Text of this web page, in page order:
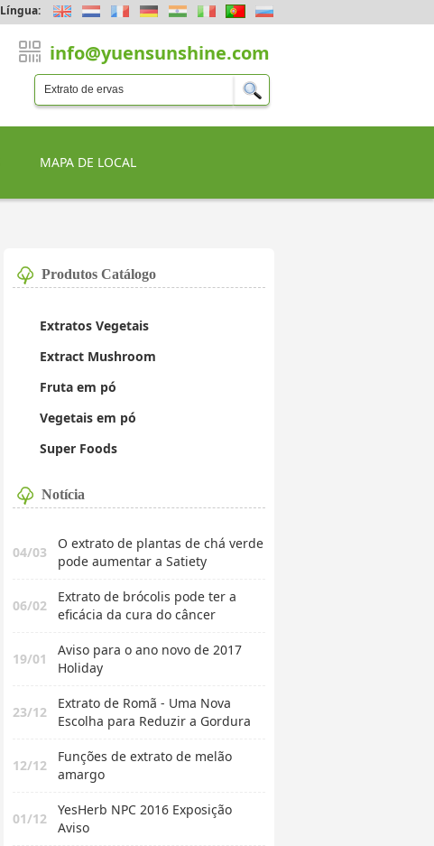
Língua:
MAPA DE LOCAL
Produtos Catálogo
Extratos Vegetais
Extract Mushroom
Fruta em pó
Vegetais em pó
Super Foods
Notícia
04/03
O extrato de plantas de chá verde
pode aumentar a Satiety
06/02
Extrato de brócolis pode ter a
eficácia da cura do câncer
19/01
Aviso para o ano novo de 2017
Holiday
23/12
Extrato de Romã - Uma Nova
Escolha para Reduzir a Gordura
12/12
Funções de extrato de melão
amargo
01/12
YesHerb NPC 2016 Exposição
Aviso
info@yuensunshine.com